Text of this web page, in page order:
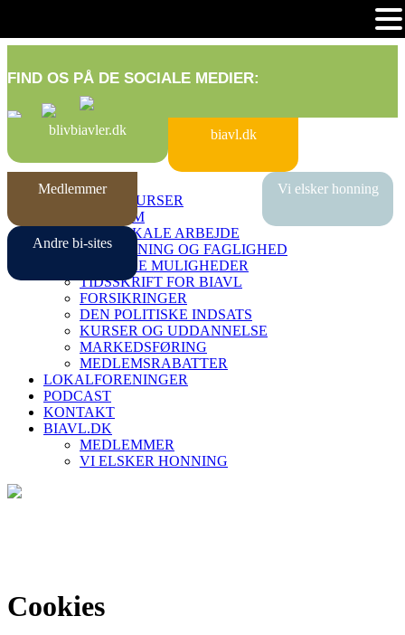
FIND OS PÅ DE SOCIALE MEDIER:
blivbiavler.dk biavl.dk
Medlemmer Vi elsker honning
Andre bi-sites
KOM I GANG
BEGYNDERKURSER
BLIV MEDLEM
DET LOKALE ARBEJDE
RÅDGIVNING OG FAGLIGHED
DIGITALE MULIGHEDER
TIDSSKRIFT FOR BIAVL
FORSIKRINGER
DEN POLITISKE INDSATS
KURSER OG UDDANNELSE
MARKEDSFØRING
MEDLEMSRABATTER
LOKALFORENINGER
PODCAST
KONTAKT
BIAVL.DK
MEDLEMMER
VI ELSKER HONNING
Cookies